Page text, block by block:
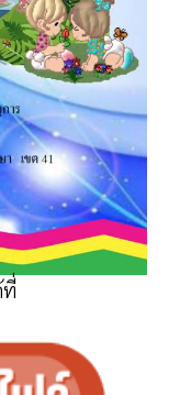
ที่